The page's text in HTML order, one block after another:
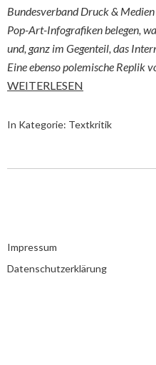
Bundesverband Druck &
Pop-Art-Infografiken belegen,
und, ganz im Gegenteil, das
Eine ebenso polemische Replik
WEITERLESEN
In Kategorie: Textkritik
Impressum
Datenschutzerklärung